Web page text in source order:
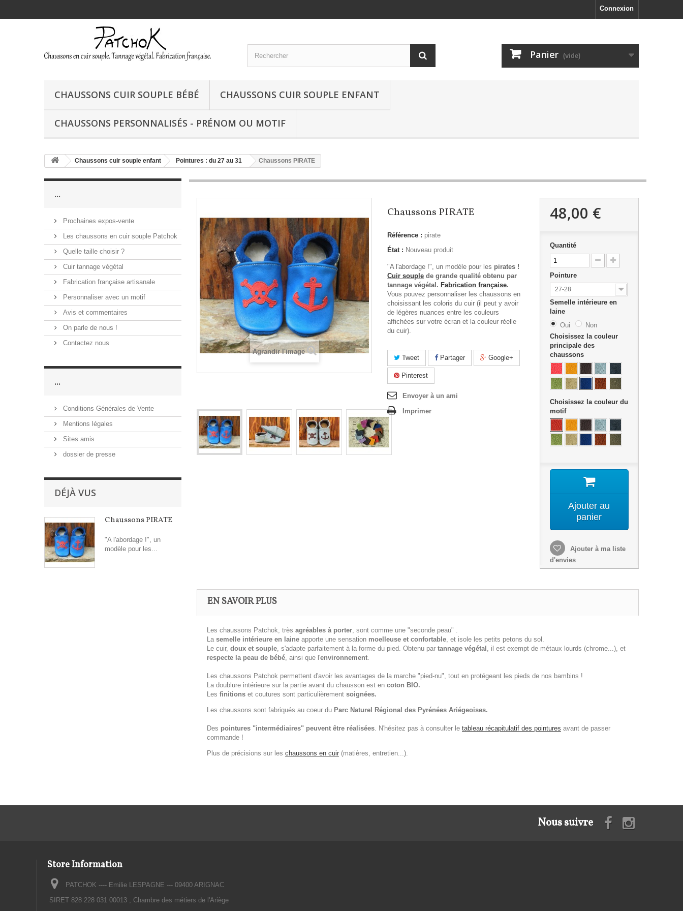
Connexion
Panier (vide)
CHAUSSONS CUIR SOUPLE BÉBÉ CHAUSSONS CUIR SOUPLE ENFANT
CHAUSSONS PERSONNALISÉS - PRÉNOM OU MOTIF
Chaussons cuir souple enfant Pointures : du 27 au 31 Chaussons PIRATE
...
Prochaines expos-vente
Les chaussons en cuir souple Patchok
Quelle taille choisir ?
Cuir tannage végétal
Fabrication française artisanale
Personnaliser avec un motif
Avis et commentaires
On parle de nous !
Contactez nous
...
Conditions Générales de Vente
Mentions légales
Sites amis
dossier de presse
DÉJÀ VUS
Chaussons PIRATE
"A l'abordage !", un
modèle pour les...
Agrandir l'image
Chaussons PIRATE
Référence : pirate
État : Nouveau produit
"A l'abordage !", un modèle pour les pirates !
Cuir souple de grande qualité obtenu par
tannage végétal . Fabrication française.
Vous pouvez personnaliser les chaussons en
choisissant les coloris du cuir (il peut y avoir
de légères nuances entre les couleurs
affichées sur votre écran et la couleur réelle
du cuir).
Tweet Partager Google+
Pinterest
Envoyer à un ami
Imprimer
48,00 €
Quantité
Pointure
27-28
Semelle intérieure en
laine
Oui
Non
Choisissez la couleur
principale des
chaussons
Choisissez la couleur du
motif
Ajouter au
panier
Ajouter à ma liste
d'envies
EN SAVOIR PLUS
Les chaussons Patchok, très agréables à porter , sont comme une "seconde peau" .
La semelle intérieure en laine apporte une sensation moelleuse et confortable , et isole les petits petons du sol.
Le cuir, doux et souple , s'adapte parfaitement à la forme du pied. Obtenu par tannage végétal , il est exempt de métaux lourds (chrome...), et
respecte la peau de bébé , ainsi que l'environnement
Les chaussons Patchok permettent d'avoir les avantages de la marche "pied-nu", tout en protégeant les pieds de nos bambins !
La doublure intérieure sur la partie avant du chausson est en coton BIO.
Les finitions et coutures sont particulièrement soignées.
Les chaussons sont fabriqués au coeur du Parc Naturel Régional des Pyrénées Ariégeoises.
Des pointures "intermédiaires" peuvent être réalisées . N'hésitez pas à consulter le tableau récapitulatif des pointures avant de passer
commande !
Plus de précisions sur les chaussons en cuir (matières, entretien...).
Nous suivre
Store Information
PATCHOK ---- Emilie LESPAGNE --- 09400 ARIGNAC
SIRET 828 228 031 00013 , Chambre des métiers de l'Ariège